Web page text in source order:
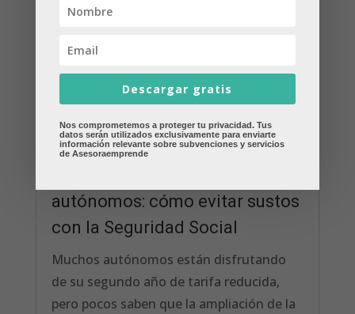
autónomos: cómo evitar sustos
con la Seguridad Social
Muchos autónomos están disfrutando
de su segundo año de tarifa reducida,
pero pocos saben que la ampliación de la
Descargar gratis
Nos comprometemos a proteger tu privacidad. Tus
datos serán utilizados exclusivamente para enviarte
información relevante sobre subvenciones y servicios
de Asesoraemprende